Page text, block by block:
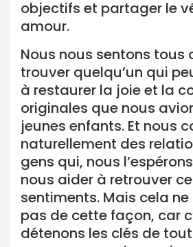
objectifs et partager le
amour.
Nous nous sentons tous
trouver quelqu’un qui
à restaurer la joie et la
originales que nous
jeunes enfants. Et nous
naturellement des
gens qui, nous
nous aider à retrouver
sentiments. Mais cela
pas de cette façon, car
détenons les clés de